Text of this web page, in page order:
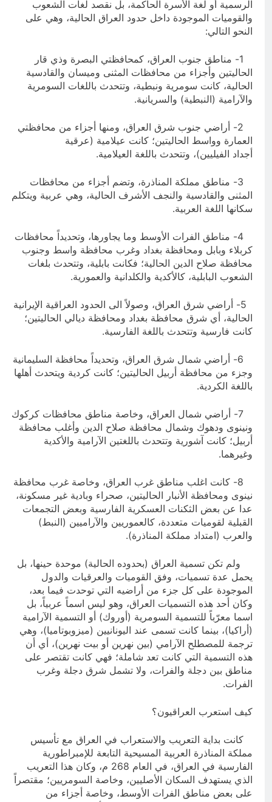
الرسمية أو لغة الأُسرة الحاكمة، بل نقصد لغات الشعوب
والقوميات الموجودة داخل حدود العراق الحالية، وهي على
النحو التالي:
1- مناطق جنوب العراق، كمحافظتي البصرة وذي قار
الحاليتين وأجزاء من محافظات المثنى وميسان والقادسية
الحالية، كانت سومرية ونبطية، وتتحدث باللغات السومرية
والآرامية (النبطية) والسريانية.
2- أراضي جنوب شرق العراق، ومنها أجزاء من محافظتي
العمارة وواسط الحاليتين؛ كانت عيلامية (عرقية
أجداد الفيليين)، وتتحدث باللغة العيلامية.
3- مناطق مملكة المناذرة، وتضم أجزاء من محافظات
المثنى والقادسية والنجف الأشرف الحالية، وهي عربية ويتكلم
سكانها اللغة العربية.
4- مناطق الفرات الأوسط وما يجاورها، وتحديداً محافظات
كربلاء وبابل ومحافظة بغداد وغرب محافظة واسط وجنوب
محافظة صلاح الدين الحالية؛ فكانت بابلية، وتتحدث بلغات
الشعوب البابلية، كالأكدية والكلدانية والعمورية.
5- أراضي شرق العراق، وصولاً الى الحدود العراقية الإيرانية
الحالية، أي شرق محافظة بغداد ومحافظة ديالي الحاليتين؛
كانت فارسية وتتحدث باللغة الفارسية.
6- أراضي شمال شرق العراق، وتحديداً محافظة السليمانية
وجزء من محافظة أربيل الحاليتين؛ كانت كردية ويتحدث أهلها
باللغة الكردية.
7- أراضي شمال العراق، وخاصة مناطق محافظات كركوك
ونينوى ودهوك وشمال محافظة صلاح الدين وأغلب محافظة
أربيل؛ كانت آشورية وتتحدث باللغتين الآرامية والأكدية
وغيرهما.
8- كانت اغلب مناطق غرب العراق، وخاصة غرب محافظة
نينوى ومحافظة الأنبار الحاليتين، صحراء وبادية غير مسكونة،
عدا عن بعض الثكنات العسكرية الفارسية وبعض التجمعات
القبلية لقوميات متعددة، كالعموريين والآراميين (النبط)
والعرب (امتداد مملكة المناذرة).
ولم تكن تسمية العراق (بحدوده الحالية) موحدة حينها، بل
يحمل عدة تسميات، وفق القوميات والعرقيات والدول
الموجودة على كل جزء من أراضيه التي توحدت فيما بعد،
وكان أحد هذه التسميات العراق، وهو ليس اسماً عربياً، بل
اسما معرّباً للتسمية السومرية (أوروك) أو التسمية الآرامية
(أراكيا)، بينما كانت تسمى عند اليونانيين (ميزوبوتاميا)، وهي
ترجمة للمصطلح الآرامي (بين نهرين أو بيت نهرين)، أي أن
هذه التسمية التي كانت تعد شاملة؛ فهي كانت تقتصر على
مناطق بين دجلة والفرات، ولا تشمل شرق دجلة وغرب
الفرات.
كيف استعرب العراقيون؟
كانت بداية التعريب والاستعراب في العراق مع تأسيس
مملكة المناذرة العربية المسيحية التابعة للإمبراطورية
الفارسية في العراق، في العام 268 م، وكان هذا التعريب
الذي يستهدف السكان الأصليين، وخاصة السومريين؛ مقتصراً
على بعض مناطق الفرات الأوسط، وخاصة أجزاء من